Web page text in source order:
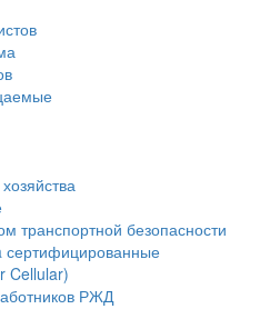
транспортной безопасности
сертифицированные
Cellular)
РЖД